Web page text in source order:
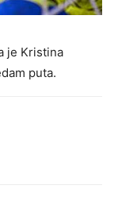
je Kristina
puta.